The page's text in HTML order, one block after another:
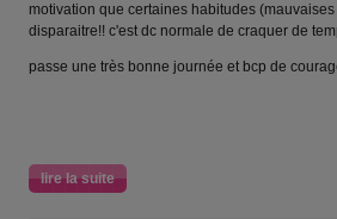
motivation que certaines habitudes
disparaitre!! c'est dc normale de craquer de
passe une très bonne journée et bcp de
lire la suite